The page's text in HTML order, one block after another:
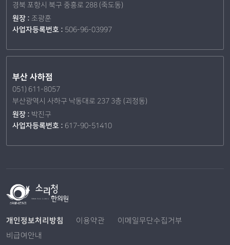
경북 포항시 북구 중흥로 288 (죽도동)
원장 :조광훈
사업자등록번호 : 506-96-03997
부산 사하점
051) 611-8057
부산광역시 사하구 낙동대로 237 3층 (괴정동)
원장 : 박진구
사업자등록번호 : 617-90-51410
개인정보처리방침 이용약관
이메일무단수집거부
비급여안내